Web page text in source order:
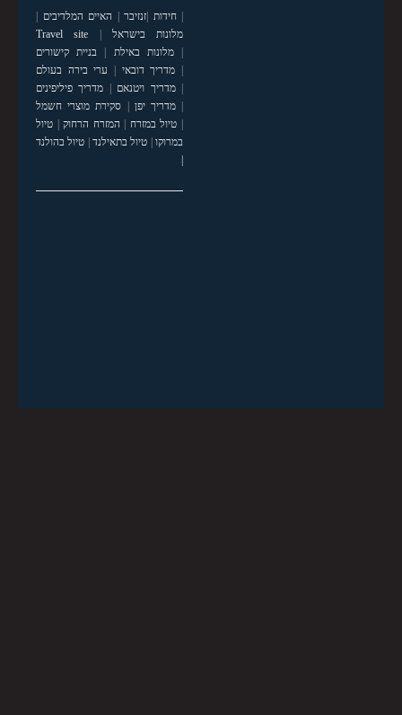
|חידות |זנזיבר | האיים המלדיבים |
מלונות בישראל |
Travel site
|מלונות באילת | בניית קישורים
| מדריך דובאי | ערי בירה בעולם
|מדריך ויטנאם | מדריך פיליפינים
|מדריך יפן | סקירת מוצרי חשמל
| טיול במזרח | המזרח הרחוק| טיול
במרוקו| טיול בתאילנד| טיול בהולנד
|